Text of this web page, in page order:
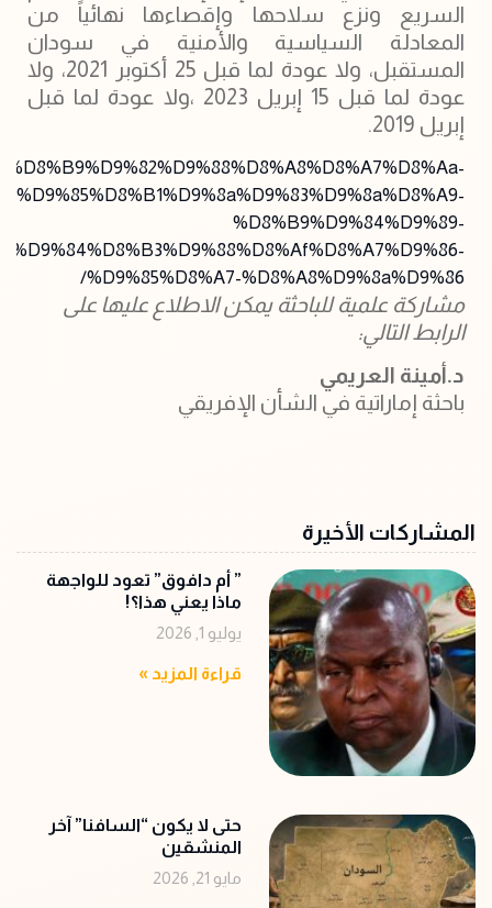
السريع ونزع سلاحها وإقصاءها نهائياً من
المعادلة السياسية والأمنية في سودان
المستقبل، ولا عودة لما قبل 25 أكتوبر 2021، ولا
عودة لما قبل 15 إبريل 2023 ،ولا عودة لما قبل
إبريل 2019.
%d8%b9%d9%84%d9%89-
%d9%85%d8%a7-%d8%a8%d9%8a%d9%86/
مشاركة علمية للباحثة يمكن الاطلاع عليها على
الرابط التالي:
د.أمينة العريمي
باحثة إماراتية في الشأن الإفريقي
المشاركات الأخيرة
‏” أم دافوق” تعود للواجهة
ماذا يعني هذا؟!
يوليو 1, 2026
قراءة المزيد »
حتى لا يكون “السافنا” آخر
المنشقين
مايو 21, 2026